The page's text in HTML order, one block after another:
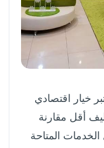
خيار اقتصادي
أقل مقارنة
المتاحة